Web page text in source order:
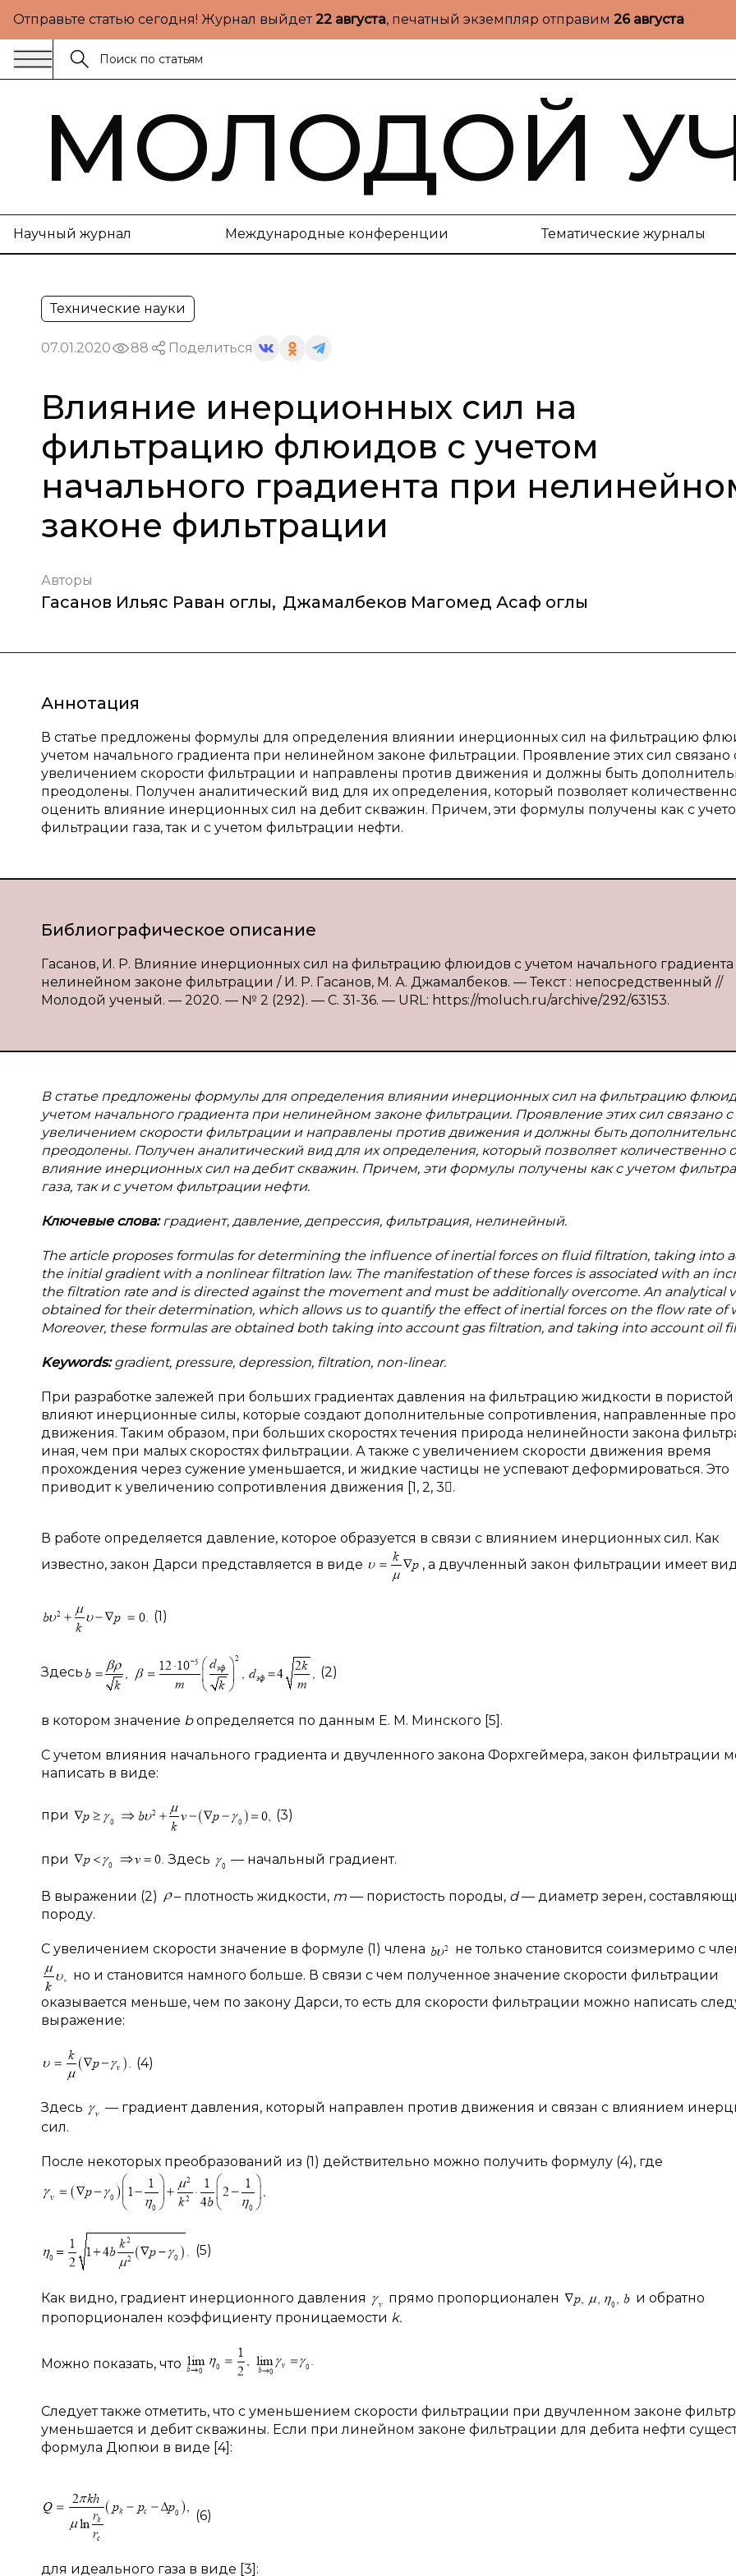
Отправьте статью сегодня! Журнал выйдет22 августа, печатный экземпляр отправим 26 августа
МОЛОДОЙ
Научный журнал Международные конференции Тематические журналы
Технические науки
07.01.2020 88 Поделиться
Влияние инерционных сил на
фильтрацию флюидов с учетом
начального градиента при
законе фильтрации
Авторы
Гасанов Ильяс Раван оглы, Джамалбеков Магомед Асаф оглы
Аннотация
В статье предложены формулы для определения влиянии инерционных сил на фильтрацию
учетом начального градиента при нелинейном законе фильтрации. Проявление этих сил связано
увеличением скорости фильтрации и направлены против движения и должны быть
преодолены. Получен аналитический вид для их определения, который позволяет количественно
оценить влияние инерционных сил на дебит скважин. Причем, эти формулы получены как с
фильтрации газа, так и с учетом фильтрации нефти.
Библиографическое описание
Гасанов, И. Р. Влияние инерционных сил на фильтрацию флюидов с учетом начального
нелинейном законе фильтрации / И. Р. Гасанов, М. А. Джамалбеков. — Текст : непосредственный //
Молодой ученый. — 2020. — № 2 (292). — С. 31-36. — URL: https://moluch.ru/archive/292/63153.
В статье предложены формулы для определения влиянии инерционных сил на фильтрацию
учетом начального градиента при нелинейном законе фильтрации. Проявление этих сил связано с
увеличением скорости фильтрации и направлены против движения и должны быть
преодолены. Получен аналитический вид для их определения, который позволяет количественно
влияние инерционных сил на дебит скважин. Причем, эти формулы получены как с учетом
газа, так и с учетом фильтрации нефти.
Ключевые слова:градиент, давление, депрессия, фильтрация, нелинейный.
The article proposes formulas for determining the influence of inertial forces on fluid filtration, taking into
the initial gradient with a nonlinear filtration law. The manifestation of these forces is associated with an
the filtration rate and is directed against the movement and must be additionally overcome. An analytical
obtained for their determination, which allows us to quantify the effect of inertial forces on the flow rate of
Moreover, these formulas are obtained both taking into account gas filtration, and taking into account oil
Keywords:gradient, pressure, depression, filtration, non-linear.
При разработке залежей при больших градиентах давления на фильтрацию жидкости в
влияют инерционные силы, которые создают дополнительные сопротивления, направленные
движения. Таким образом, при больших скоростях течения природа нелинейности закона
иная, чем при малых скоростях фильтрации. А также с увеличением скорости движения время
прохождения через сужение уменьшается, и жидкие частицы не успевают деформироваться. Это
приводит к увеличению сопротивления движения [1, 2, 3.
В работе определяется давление, которое образуется в связи с влиянием инерционных сил. Как
известно, закон Дарси представляется в виде
, а двучленный закон фильтрации имеет
(1)
Здесь (2)
в котором значение bопределяется по данным Е. М. Минского [5].
С учетом влияния начального градиента и двучленного закона Форхгеймера, закон фильтрации
написать в виде:
при (3)
при Здесь — начальный градиент.
В выражении (2) – плотность жидкости, m — пористость породы, d— диаметр зерен,
породу.
С увеличением скорости значение в формуле (1) члена
не только становится соизмеримо с
но и становится намного больше. В связи с чем полученное значение скорости фильтрации
оказывается меньше, чем по закону Дарси, то есть для скорости фильтрации можно написать
выражение:
(4)
Здесь
— градиент давления, который направлен против движения и связан с влиянием
сил.
После некоторых преобразований из (1) действительно можно получить формулу (4), где
(5)
Как видно, градиент инерционного давления прямо пропорционален
и обратно
пропорционален коэффициенту проницаемости k.
Можно показать, что
Следует также отметить, что с уменьшением скорости фильтрации при двучленном законе
уменьшается и дебит скважины. Если при линейном законе фильтрации для дебита нефти
формула Дюпюи в виде [4]:
(6)
для идеального газа в виде [3]: